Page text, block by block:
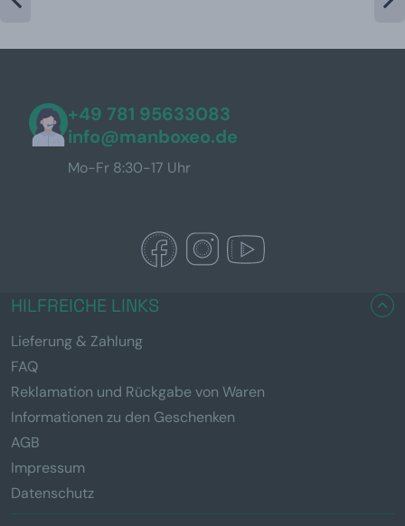
+49 781 95633083
info@manboxeo.de
Mo-Fr 8:30-17 Uhr
HILFREICHE LINKS
Lieferung & Zahlung
FAQ
Reklamation und Rückgabe von Waren
Informationen zu den Geschenken
AGB
Impressum
Datenschutz